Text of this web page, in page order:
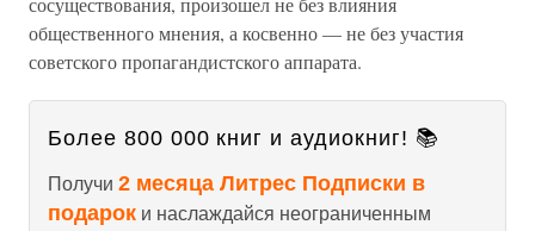
общественного мнения, а косвенно — не без участия
советского пропагандистского аппарата.
Более 800 000 книг и аудиокниг! 📚
Получи 2 месяца Литрес Подписки в
подарок и наслаждайся неограниченным